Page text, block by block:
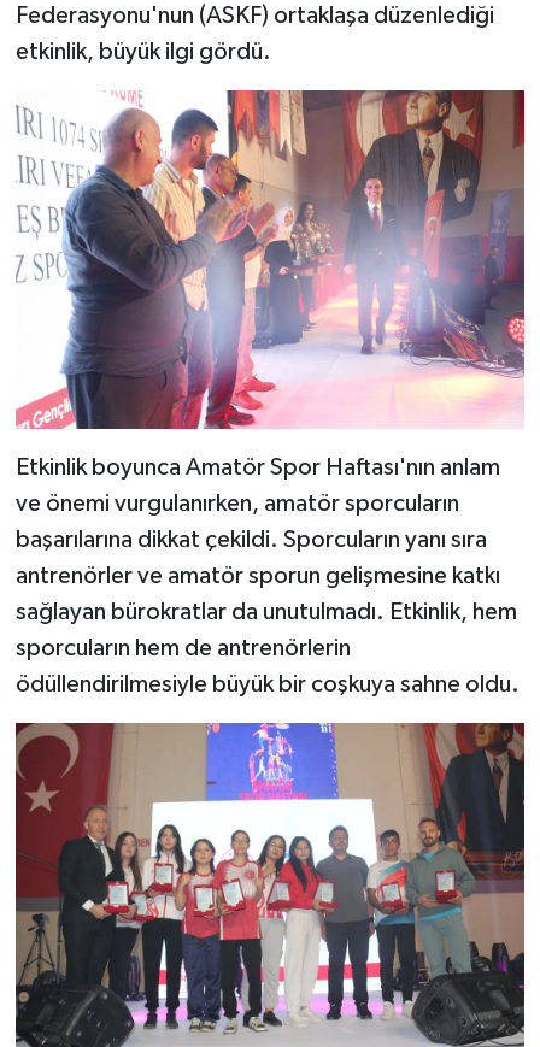
Federasyonu'nun (ASKF) ortaklaşa düzenlediği
etkinlik, büyük ilgi gördü.
Etkinlik boyunca Amatör Spor Haftası'nın anlam
ve önemi vurgulanırken, amatör sporcuların
başarılarına dikkat çekildi. Sporcuların yanı sıra
antrenörler ve amatör sporun gelişmesine katkı
sağlayan bürokratlar da unutulmadı. Etkinlik, hem
sporcuların hem de antrenörlerin
ödüllendirilmesiyle büyük bir coşkuya sahne oldu.